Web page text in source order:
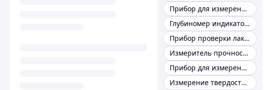
Прибор для измерения лакокрасочного покрытия
Глубиномер индикаторный
Прибор проверки лакокрасочного покрытия
Измеритель прочности бетона ОНИКС-2.5
Прибор для измерения твердости металла
Измерение твердости металлов